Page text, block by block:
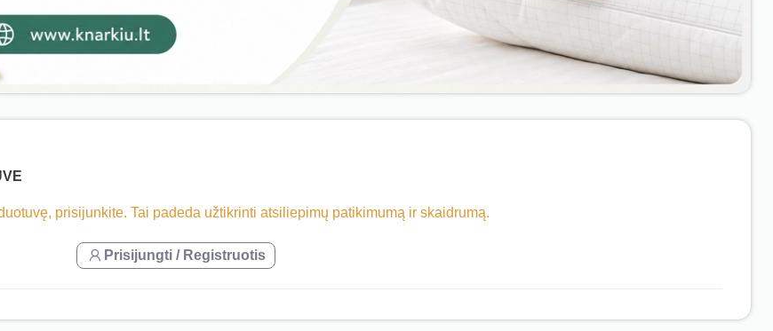
prisijunkite. Tai padeda užtikrinti atsiliepimų patikimumą ir skaidrumą.
Prisijungti / Registruotis